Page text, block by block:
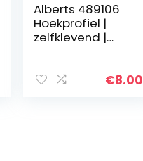
Alberts 489106
Hoekprofiel |
zelfklevend |
20 x 10 mm
€8.00